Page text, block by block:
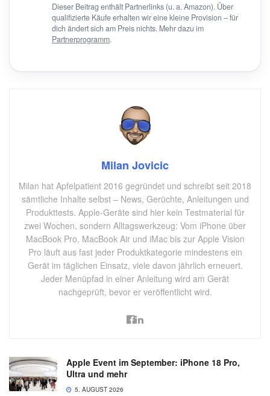
Dieser Beitrag enthält Partnerlinks (u. a. Amazon). Über
qualifizierte Käufe erhalten wir eine kleine Provision – für
dich ändert sich am Preis nichts. Mehr dazu im
Partnerprogramm.
Milan Jovicic
Milan hat Apfelpatient 2016 gegründet und schreibt seit 2018
sämtliche Inhalte selbst – News, Gerüchte, Anleitungen und
Produkttests. Apple-Geräte sind hier kein Testmaterial für
zwei Wochen, sondern Alltagswerkzeug: Vom iPhone über
MacBook Pro, MacBook Air und iMac bis zur Apple Vision
Pro läuft aus fast jeder Produktkategorie mindestens ein
Gerät im täglichen Einsatz, viele davon jährlich erneuert.
Jeder Menüpfad in einer Anleitung wird am Gerät
nachgeprüft, bevor er veröffentlicht wird.
Apple Event im September: iPhone 18 Pro,
Ultra und mehr
5. AUGUST 2026